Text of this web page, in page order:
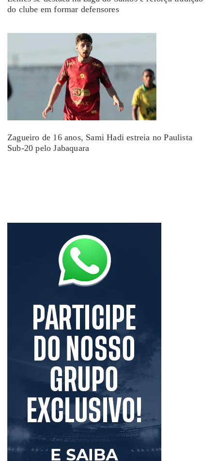
do clube em formar defensores
Zagueiro de 16 anos, Sami Hadi estreia no Paulista
Sub-20 pelo Jabaquara